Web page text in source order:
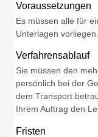
Voraussetzungen
Es müssen alle für
Unterlagen vorliegen.
Verfahrensablauf
Sie müssen den
persönlich bei der
dem Transport
Ihrem Auftrag den
Fristen